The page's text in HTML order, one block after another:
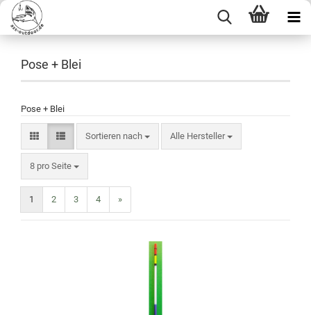
Pose + Blei
Pose + Blei
Sortieren nach Alle Hersteller
8 pro Seite
1 2 3 4 »